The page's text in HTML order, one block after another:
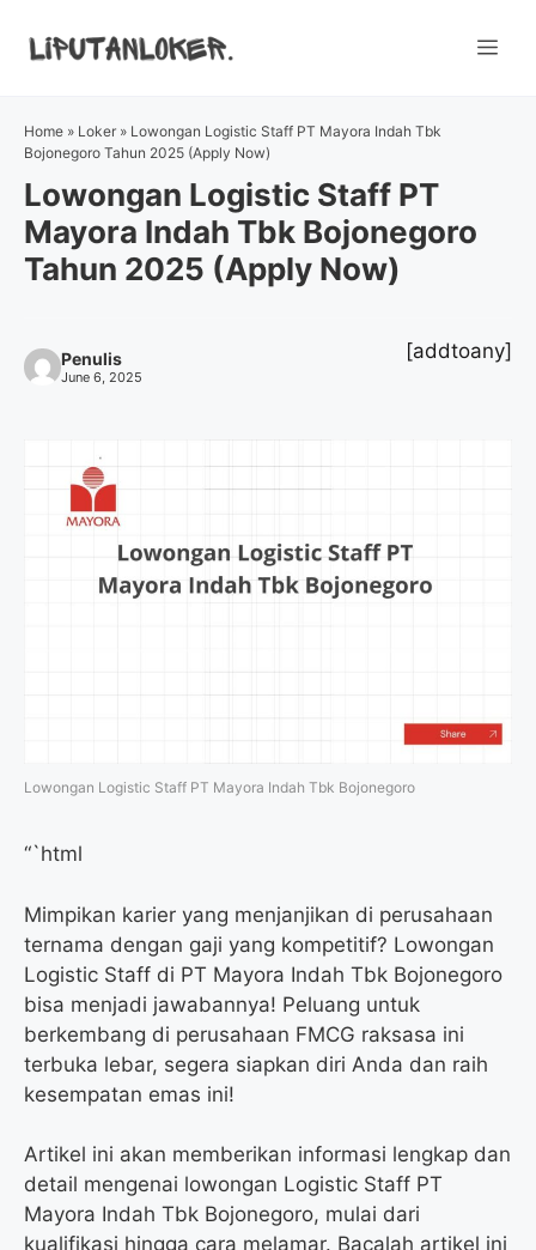
Home » Loker » Lowongan Logistic Staff PT Mayora Indah Tbk
Bojonegoro Tahun 2025 (Apply Now)
Lowongan Logistic Staff PT
Mayora Indah Tbk Bojonegoro
Tahun 2025 (Apply Now)
Penulis
June 6, 2025
[addtoany]
Lowongan Logistic Staff PT Mayora Indah Tbk Bojonegoro
“`html
Mimpikan karier yang menjanjikan di perusahaan
ternama dengan gaji yang kompetitif? Lowongan
Logistic Staff di PT Mayora Indah Tbk Bojonegoro
bisa menjadi jawabannya! Peluang untuk
berkembang di perusahaan FMCG raksasa ini
terbuka lebar, segera siapkan diri Anda dan raih
kesempatan emas ini!
Artikel ini akan memberikan informasi lengkap dan
detail mengenai lowongan Logistic Staff PT
Mayora Indah Tbk Bojonegoro, mulai dari
kualifikasi hingga cara melamar. Bacalah artikel ini